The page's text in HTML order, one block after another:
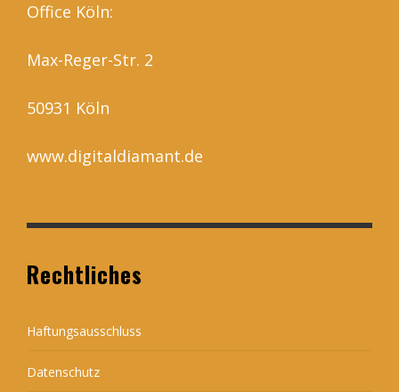
Office Köln:
Max-Reger-Str. 2
50931 Köln
www.digitaldiamant.de
Rechtliches
Haftungsausschluss
Datenschutz